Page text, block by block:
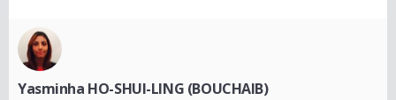
Yasminha HO-SHUI-LING (BOUCHAIB)